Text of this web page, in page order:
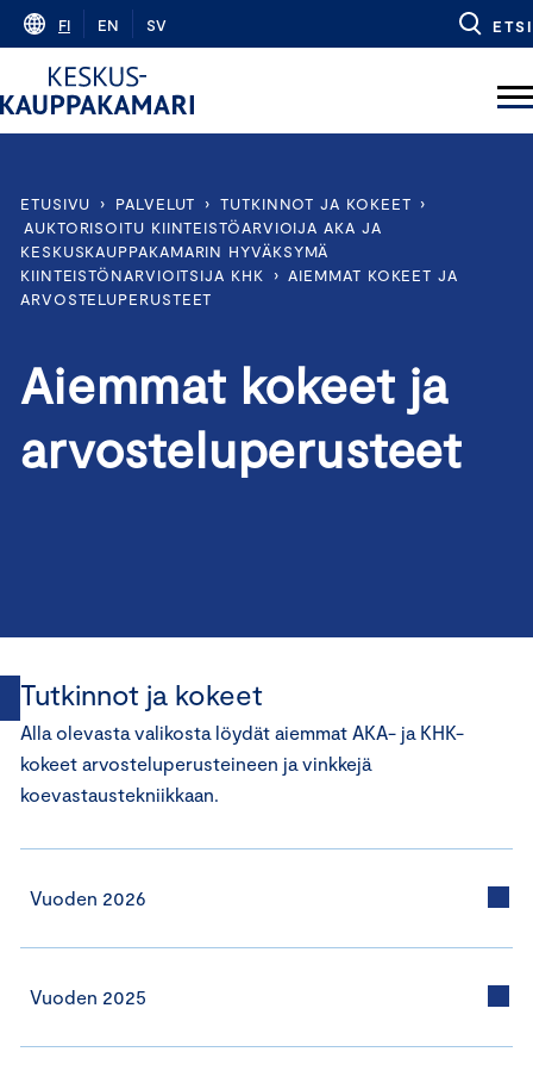
Skip
content
FI EN SV ETSI
ETUSIVU › PALVELUT › TUTKINNOT JA KOKEET ›
AUKTORISOITU KIINTEISTÖARVIOIJA AKA JA
KESKUSKAUPPAKAMARIN HYVÄKSYMÄ
KIINTEISTÖNARVIOITSIJA KHK
› AIEMMAT KOKEET JA
ARVOSTELUPERUSTEET
Aiemmat kokeet ja
arvosteluperusteet
Tutkinnot ja kokeet
Alla olevasta valikosta löydät aiemmat AKA- ja KHK-
kokeet arvosteluperusteineen ja vinkkejä
koevastaustekniikkaan.
Vuoden 2026
Vuoden 2025